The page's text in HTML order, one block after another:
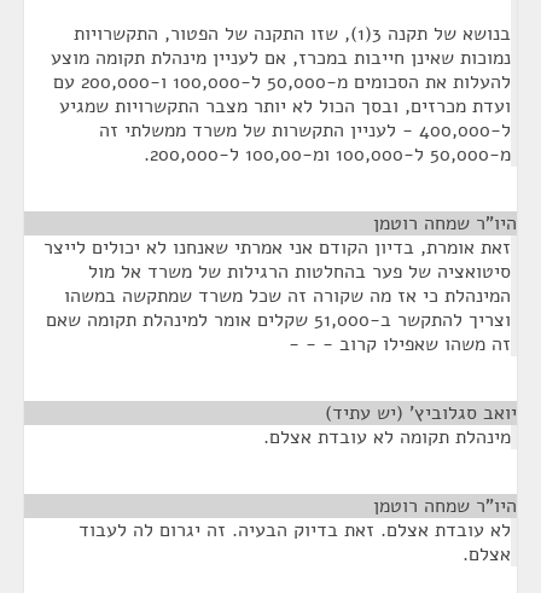
בנושא של תקנה 3(1), שזו התקנה של הפטור, התקשרויות
נמוכות שאינן חייבות במכרז, אם לעניין מינהלת תקומה מוצע
להעלות את הסכומים מ-50,000 ל-100,000 ו-200,000 עם
ועדת מכרזים, ובסך הכול לא יותר מצבר התקשרויות שמגיע
ל-400,000 - לעניין התקשרות של משרד ממשלתי זה
מ-50,000 ל-100,000 ומ-100,00 ל-200,000.
היו"ר שמחה רוטמן
זאת אומרת, בדיון הקודם אני אמרתי שאנחנו לא יכולים לייצר
סיטואציה של פער בהחלטות הרגילות של משרד אל מול
המינהלת כי אז מה שקורה זה שכל משרד שמתקשה במשהו
וצריך להתקשר ב-51,000 שקלים אומר למינהלת תקומה שאם
זה משהו שאפילו קרוב - - -
יואב סגלוביץ' (יש עתיד)
מינהלת תקומה לא עובדת אצלם.
היו"ר שמחה רוטמן
לא עובדת אצלם. זאת בדיוק הבעיה. זה יגרום לה לעבוד
אצלם.